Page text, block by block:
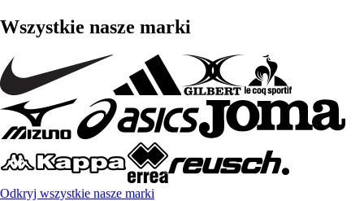
Wszystkie nasze marki
Odkryj wszystkie nasze marki